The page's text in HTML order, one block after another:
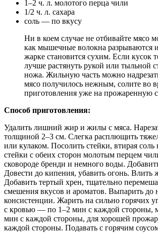
1–2 ч. л. молотого перца чили
1/2 ч. л. сахара
соль — по вкусу
Ни в коем случае не отбивайте мясо
как мышечные волокна разрываются
жарке становится сухим. Если кусок
лучше растянуть рукой или тыльной
ножа. Жильную часть можно
мясо получилось нежным, солите во
приготовления уже на прожаренную
Способ приготовления:
Удалить лишний жир и жилы с мяса.
толщиной 2–3 см. Слегка расплющить
или кулаком. Посолить стейки, втирая
стейки с обеих сторон молотым перцем
сковороде бренди и немного воды.
Довести до кипения, убавить огонь. Влить
Добавить тертый хрен, тщательно
смешения вкусов и ароматов. Выпарить до
консистенции. Жарить на сильно горячих
с кровью — по 1–2 мин с каждой стороны,
мин с каждой стороны, для хорошей
каждой стороны. Подавать с горячим